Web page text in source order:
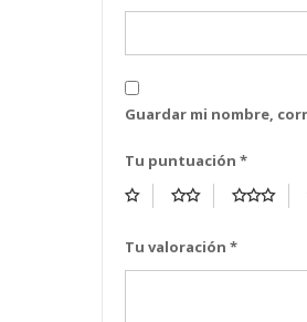
Guardar mi nombre,
Tu puntuación *
Tu valoración *